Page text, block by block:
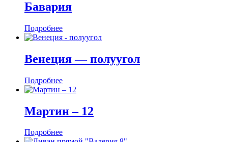
Бавария
Подробнее
Венеция — полуугол
Подробнее
Мартин ‒ 12
Подробнее